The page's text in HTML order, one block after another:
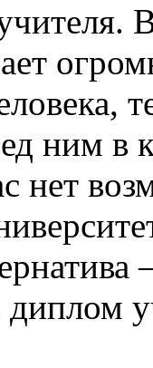
ним
нет
диплом